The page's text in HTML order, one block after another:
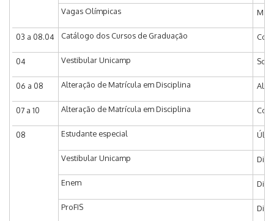
Vagas Olímpicas
03 a 08.04 Catálogo dos Cursos de Graduação
04 Vestibular Unicamp
06 a 08 Alteração de Matrícula em Disciplina
07 a 10 Alteração de Matrícula em Disciplina
08 Estudante especial
Vestibular Unicamp
Enem
ProFIS